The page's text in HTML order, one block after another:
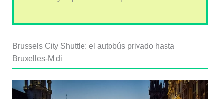
Brussels City Shuttle: el autobús privado hasta
Bruxelles-Midi